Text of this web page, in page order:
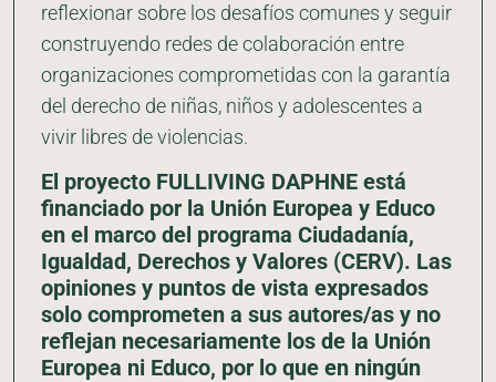
reflexionar sobre los desafíos comunes y seguir
construyendo redes de colaboración entre
organizaciones comprometidas con la garantía
del derecho de niñas, niños y adolescentes a
vivir libres de violencias.
El proyecto FULLIVING DAPHNE está
financiado por la Unión Europea y Educo
en el marco del programa Ciudadanía,
Igualdad, Derechos y Valores (CERV). Las
opiniones y puntos de vista expresados
solo comprometen a sus autores/as y no
reflejan necesariamente los de la Unión
Europea ni Educo, por lo que en ningún